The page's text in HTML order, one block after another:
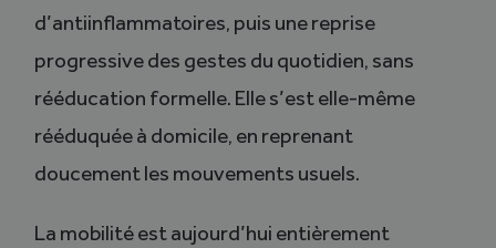
d’antiinflammatoires, puis une reprise
progressive des gestes du quotidien, sans
rééducation formelle. Elle s’est elle-même
rééduquée à domicile, en reprenant
doucement les mouvements usuels.
La mobilité est aujourd’hui entièrement